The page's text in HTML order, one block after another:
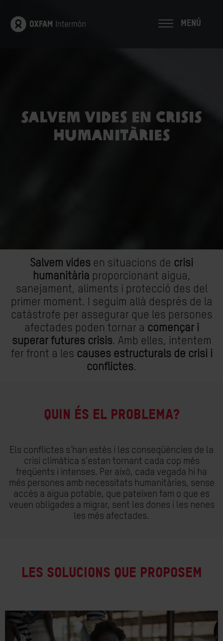
MENÚ
SALVEM VIDES EN CRISIS
HUMANITÀRIES
Salvem vides en situacions de crisi
humanitària proporcionant aigua,
sanejament, aliments i protecció des del
primer moment. I seguim allà després de la
catàstrofe per assegurar que les persones
afectades poden tornar a començar i
superar futures crisis. Amb elles, intentem
fer front a les causes estructurals de crisi i
conflictes.
QUIN ÉS EL PROBLEMA?
Els conflictes s’han estès i les conseqüències de la
crisi climàtica s’estan tornant cada cop més
freqüents i intenses. Per això, cada vegada hi ha
més persones amb necessitats humanitàries, sense
accés a aigua potable, que pateixen fam o que es
veuen obligades a migrar, sent les dones i les nenes
les més afectades.
LES SOLUCIONS QUE PROPOSEM